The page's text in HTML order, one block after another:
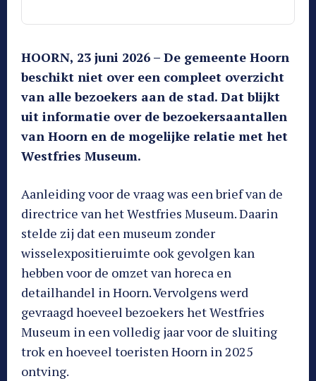
HOORN, 23 juni 2026 – De gemeente Hoorn
beschikt niet over een compleet overzicht
van alle bezoekers aan de stad. Dat blijkt
uit informatie over de bezoekersaantallen
van Hoorn en de mogelijke relatie met het
Westfries Museum.
Aanleiding voor de vraag was een brief van de
directrice van het Westfries Museum. Daarin
stelde zij dat een museum zonder
wisselexpositieruimte ook gevolgen kan
hebben voor de omzet van horeca en
detailhandel in Hoorn. Vervolgens werd
gevraagd hoeveel bezoekers het Westfries
Museum in een volledig jaar voor de sluiting
trok en hoeveel toeristen Hoorn in 2025
ontving.